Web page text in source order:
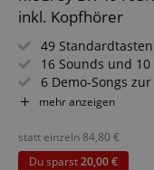
inkl. Kopfhörer
49
16 Sounds und
6 Demo-Songs
Inklusive
Mit Netzteil und
Sparset inklusive
mehr anzeigen
statt einzeln84,80 €
Du sparst20,00 €